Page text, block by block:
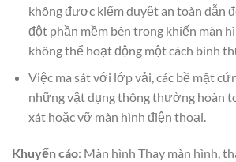
không được kiểm duyệt an toàn dẫn
đột phần mềm bên trong khiến màn
không thể hoạt động một cách bình
Việc ma sát với lớp vải, các bề mặt
những vật dụng thông thường hoàn
xát hoặc vỡ màn hình điện thoại.
Khuyến cáo: Màn hình Thay màn hình,